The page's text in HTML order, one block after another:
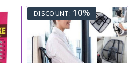
DISCOUNT: 10%